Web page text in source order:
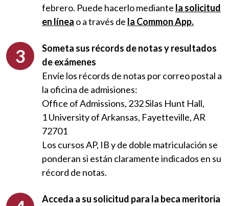
febrero. Puede hacerlo mediante la solicitud
en línea o a través de la Common App.
Someta sus récords de notas y resultados
de exámenes
Envíe los récords de notas por correo postal a
la oficina de admisiones:
Office of Admissions, 232 Silas Hunt Hall,
1 University of Arkansas, Fayetteville, AR
72701
Los cursos AP, IB y de doble matriculación se
ponderan si están claramente indicados en su
récord de notas.
Acceda a su solicitud para la beca meritoria